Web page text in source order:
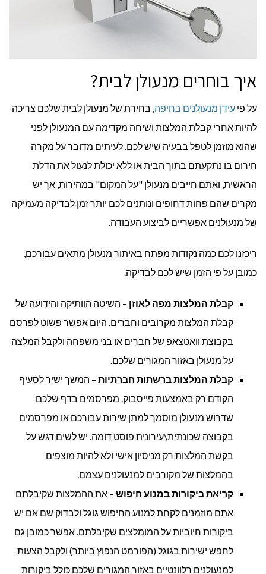
איך בוחרים מנעולן לבית?
על פי עידן מנעולנים בחיפה, בחירת של מנעולן לבית שלכם צריכה
להיות אחרי קבלת המלצות ושיחה מקדימה עם המנעולן לפני
שהוא מוזמן לטפל בבעיה שיש לכם. לעיתים מדובר על מקרה
חירום בו נתקעתם בתוך הבית או ללא יכולת לנעול את הדלת
הראשית, ואתם חייבים מנעולן "על המקום" במהירות, אך יש
מקרים שהם פחות דחופים ונותנים לכם יותר זמן לבדיקה מעמיקה
של מנעולנים אפשריים לביצוע העבודה.
ריכזנו לכם כמה נקודות מפתח באיתור מנעולן מתאים עבורכם,
כמובן על פי הזמן שיש לכם לבדיקה.
קבלת המלצות מפה לאוזן – השיטה הוותיקה והידועה של
קבלת המלצות מקרובים וחברים. היום אפשר פשוט לפרסם
בקבוצת וואטצאפ של חברים או בני משפחה ולקבל המלצה
על מנעולן באזור המגורים שלכם.
קבלת המלצות ברשתות חברתיות – המשך ישיר לסעיף
הקודם רק באמצעות פייסבוק. מפרסמים בדף שלכם
שדרוש מנעולן מוסמך למתן שירות עבורכם או מפרסמים
בקבוצה שכונתית\עירונית פוסט דומה. יש לשים דגש על
בקשת המלצות רק מניסיון אישי ולא להיות מוצפים
בהמלצות של מקורבים למנעולנים עצמם.
קריאת ביקורות במנוע חיפוש – את ההמלצות שקיבלתם
אתם מוזמנים לקחת למנוע החיפוש גוגל ולבדוק שם אם יש
ביקורות חיוביות על המומלצים שקיבלתם. אפשר כמובן גם
לחפש ישירות בגוגל (הפורמט הנפוץ ביותר) ולקבל הצעות
למנעולנים רלוונטיים באזור המגורים שלכם כולל ביקורות